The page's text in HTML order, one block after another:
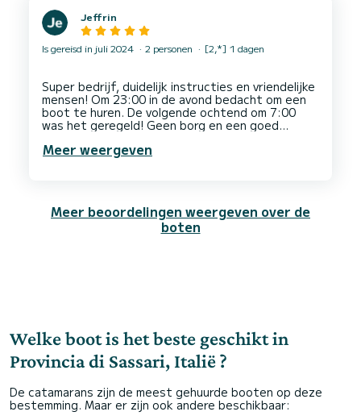
Jeffrin
Is gereisd in juli 2024 2 personen [2,*] 1 dagen
Super bedrijf, duidelijk instructies en vriendelijke
mensen! Om 23:00 in de avond bedacht om een
boot te huren. De volgende ochtend om 7:00
was het geregeld! Geen borg en een goed
locatie om een boot te huren, prachtig om de
Meer weergeven
Meer beoordelingen weergeven over de
boten
Welke boot is het beste geschikt in
Provincia di Sassari, Italië ?
De catamarans zijn de meest gehuurde booten op deze
bestemming. Maar er zijn ook andere beschikbaar: